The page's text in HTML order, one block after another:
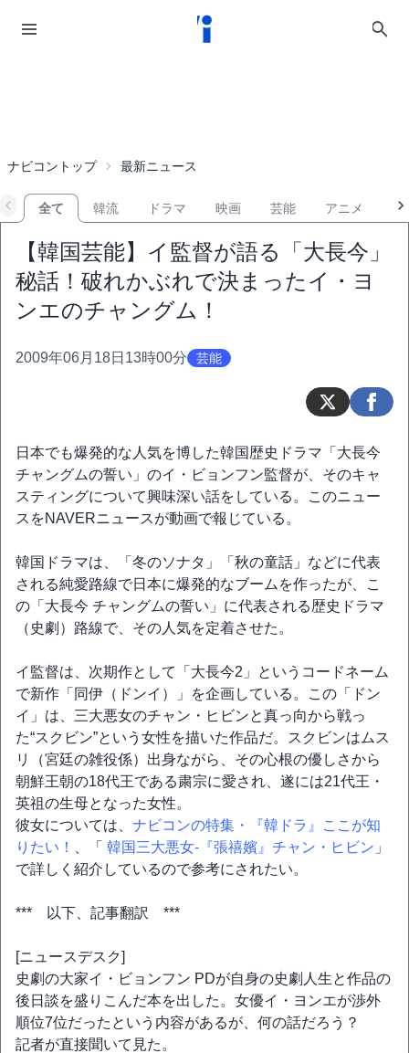
ナビコントップ 最新ニュース
全て 韓流 ドラマ 映画 芸能 アニメ
【韓国芸能】イ監督が語る「大長今」
秘話！破れかぶれで決まったイ・ヨ
ンエのチャングム！
2009年06月18日13時00分 芸能
日本でも爆発的な人気を博した韓国歴史ドラマ「大長今
チャングムの誓い」のイ・ビョンフン監督が、そのキャ
スティングについて興味深い話をしている。このニュー
スをNAVERニュースが動画で報じている。
韓国ドラマは、「冬のソナタ」「秋の童話」などに代表
される純愛路線で日本に爆発的なブームを作ったが、こ
の「大長今 チャングムの誓い」に代表される歴史ドラマ
（史劇）路線で、その人気を定着させた。
イ監督は、次期作として「大長今2」というコードネーム
で新作「同伊（ドンイ）」を企画している。この「ドン
イ」は、三大悪女のチャン・ヒビンと真っ向から戦っ
た“スクビン”という女性を描いた作品だ。スクビンはムス
リ（宮廷の雑役係）出身ながら、その心根の優しさから
朝鮮王朝の18代王である粛宗に愛され、遂には21代王・
英祖の生母となった女性。
彼女については、 ナビコンの特集・『韓ドラ』ここが知
りたい！
、「 韓国三大悪女-『張禧嬪』チャン・ヒビン 」
で詳しく紹介しているので参考にされたい。
*** 以下、記事翻訳 ***
[ニュースデスク]
史劇の大家イ・ビョンフン PDが自身の史劇人生と作品の
後日談を盛りこんだ本を出した。女優イ・ヨンエが渉外
順位7位だったという内容があるが、何の話だろう？
記者が直接聞いて見た。